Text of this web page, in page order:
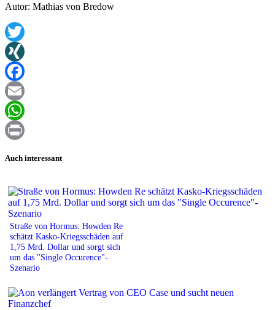
Autor: Mathias von Bredow
Twitter
XING
Facebook
Email
WhatsApp
Auch interessant
Straße von Hormus: Howden Re
schätzt Kasko-Kriegsschäden auf
1,75 Mrd. Dollar und sorgt sich
um das "Single Occurence"-
Szenario